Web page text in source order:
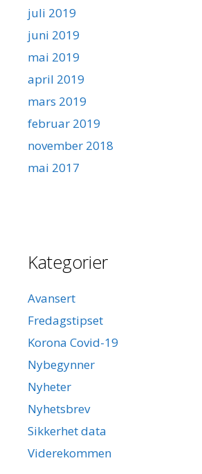
juli 2019
juni 2019
mai 2019
april 2019
mars 2019
februar 2019
november 2018
mai 2017
Kategorier
Avansert
Fredagstipset
Korona Covid-19
Nybegynner
Nyheter
Nyhetsbrev
Sikkerhet data
Viderekommen